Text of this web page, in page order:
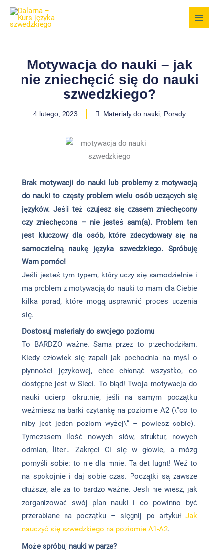
Przejdź
Motywacja do nauki – jak
nie zniechęcić się do nauki
szwedzkiego?
4 lutego, 2023 Materiały do nauki Porady
Brak motywacji do nauki lub problemy z motywacją
do nauki to częsty problem wielu osób uczących się
języków. Jeśli też czujesz się czasem zniechęcony
czy zniechęcona – nie jesteś sam(a). Problem ten
jest kluczowy dla osób, które zdecydowały się na
samodzielną naukę języka szwedzkiego. Spróbuję
Wam pomóc!
Jeśli jesteś tym typem, który uczy się samodzielnie i
ma problem z motywacją do nauki to mam dla Ciebie
kilka porad, które mogą usprawnić proces uczenia
się.
Dostosuj materiały do swojego poziomu
To BARDZO ważne. Sama przez to przechodziłam.
Kiedy człowiek się zapali jak pochodnia na myśl o
płynności językowej, chce chłonąć wszystko, co
dostępne jest w Sieci. To błąd! Twoja motywacja do
nauki ucierpi okrutnie, jeśli na samym początku
weźmiesz na barki czytankę na poziomie A2 (\”co to
niby jest jeden poziom wyżej\” – powiesz sobie).
Tymczasem ilość nowych słów, struktur, nowych
odmian, liter… Zakręci Ci się w głowie, a mózg
pomyśli sobie: to nie dla mnie. Ta det lugnt! Weź to
na spokojnie i daj sobie czas. Początki są zawsze
dłuższe, ale za to bardzo ważne. Jeśli nie wiesz, jak
zorganizować swój plan nauki i co powinno być
przerabiane na początku – sięgnij po artykułJak
nauczyć się szwedzkiego na poziomie A1-A2.
Może spróbuj nauki w parze?